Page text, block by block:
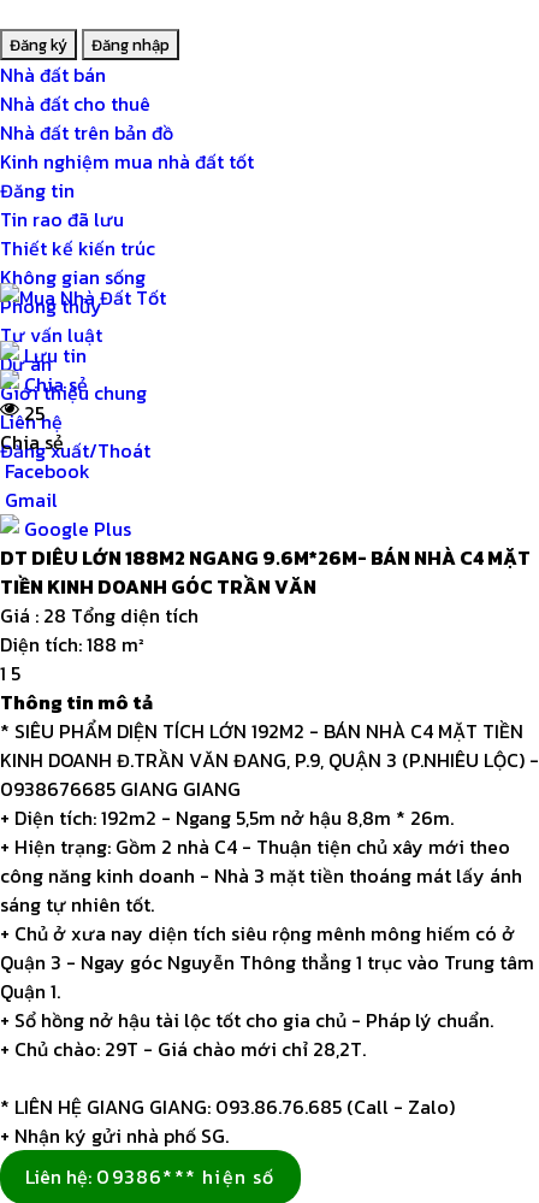
Nhà đất bán
Nhà đất cho thuê
Nhà đất trên bản đồ
Kinh nghiệm mua nhà đất tốt
Đăng tin
Tin rao đã lưu
Thiết kế kiến trúc
Không gian sống
Phong thủy
Tư vấn luật
Dự án
Giới thiệu chung
Liên hệ
Đăng xuất/Thoát
Lưu tin
Chia sẻ
25
Chia sẻ
Facebook
Gmail
Google Plus
DT DIÊU LỚN 188M2 NGANG 9.6M*26M- BÁN NHÀ C4 MẶT
TIỀN KINH DOANH GÓC TRẦN VĂN
Giá : 28 Tổng diện tích
Diện tích:188 m²
1 5
Thông tin mô tả
* SIÊU PHẨM DIỆN TÍCH LỚN 192M2 - BÁN NHÀ C4 MẶT TIỀN
KINH DOANH Đ.TRẦN VĂN ĐANG, P.9, QUẬN 3 (P.NHIÊU LỘC) -
0938676685 GIANG GIANG
+ Diện tích: 192m2 - Ngang 5,5m nở hậu 8,8m * 26m.
+ Hiện trạng: Gồm 2 nhà C4 - Thuận tiện chủ xây mới theo
công năng kinh doanh - Nhà 3 mặt tiền thoáng mát lấy ánh
sáng tự nhiên tốt.
+ Chủ ở xưa nay diện tích siêu rộng mênh mông hiếm có ở
Quận 3 - Ngay góc Nguyễn Thông thẳng 1 trục vào Trung tâm
Quận 1.
+ Sổ hồng nở hậu tài lộc tốt cho gia chủ - Pháp lý chuẩn.
+ Chủ chào: 29T - Giá chào mới chỉ 28,2T.
* LIÊN HỆ GIANG GIANG: 093.86.76.685 (Call - Zalo)
+ Nhận ký gửi nhà phố SG.
Liên hệ: 09386*** hiện số